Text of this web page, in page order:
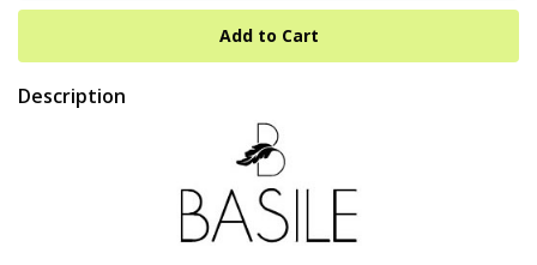
Description